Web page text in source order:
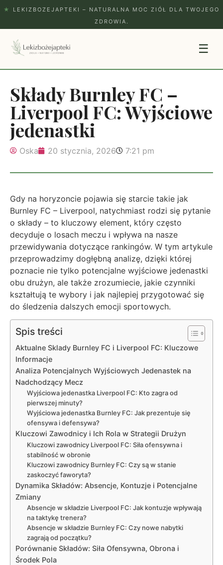
★
LEKIZBOZEJAPTEKI – NATURALNA MOC ZIÓŁ DLA TWOJEGO
ZDROWIA.
☰
Składy Burnley FC –
Liverpool FC: Wyjściowe
jedenastki
Oska 20 stycznia, 2026 7:21 pm
Gdy na horyzoncie pojawia się starcie takie jak
Burnley FC – Liverpool, natychmiast rodzi się pytanie
o składy – to kluczowy element, który często
decyduje o losach meczu i wpływa na nasze
przewidywania dotyczące rankingów. W tym artykule
przeprowadzimy dogłębną analizę, dzięki której
poznacie nie tylko potencjalne wyjściowe jedenastki
obu drużyn, ale także zrozumiecie, jakie czynniki
kształtują te wybory i jak najlepiej przygotować się
do śledzenia dalszych emocji sportowych.
Spis treści
Aktualne Sklady Burnley FC i Liverpool FC: Kluczowe
Informacje
Analiza Potencjalnych Wyjściowych Jedenastek na
Nadchodzący Mecz
Wyjściowa jedenastka Liverpool FC: Kto zagra od
pierwszej minuty?
Wyjściowa jedenastka Burnley FC: Jak prezentuje się
ofensywa i defensywa?
Kluczowi Zawodnicy i Ich Rola w Strategii Drużyn
Kluczowi zawodnicy Liverpool FC: Siła ofensywna i
stabilność w obronie
Kluczowi zawodnicy Burnley FC: Czy są w stanie
zaskoczyć faworyta?
Dynamika Składów: Absencje, Kontuzje i Potencjalne
Zmiany
Absencje w składzie Liverpool FC: Jak kontuzje wpływają
na taktykę trenera?
Absencje w składzie Burnley FC: Czy nowe nabytki
zagrają od początku?
Porównanie Składów: Siła Ofensywna, Obrona i
Środek Pola